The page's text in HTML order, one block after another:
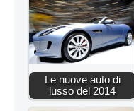
Le nuove auto di
lusso del 2014